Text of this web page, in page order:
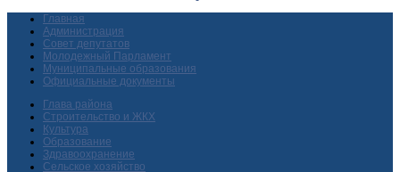
Главная
Администрация
Совет депутатов
Молодежный Парламент
Муниципальные образования
Официальные документы
Глава района
Строительство и ЖКХ
Культура
Образование
Здравоохранение
Сельское хозяйство